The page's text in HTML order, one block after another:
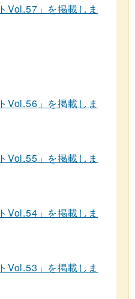
Vol.57」を掲載しま
Vol.56」を掲載しま
Vol.55」を掲載しま
Vol.54」を掲載しま
Vol.53」を掲載しま